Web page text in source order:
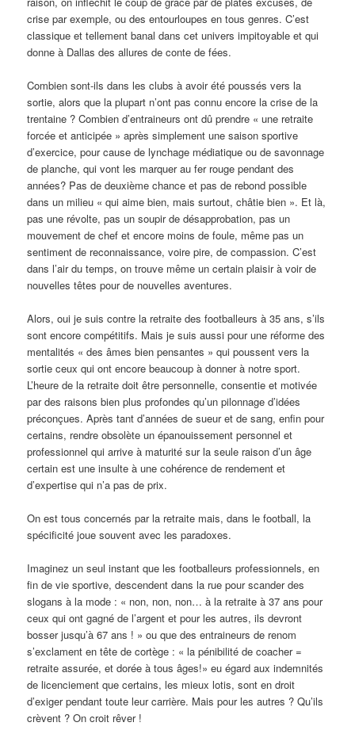
crise par exemple, ou des entourloupes en tous genres. C’est
classique et tellement banal dans cet univers impitoyable et qui
donne à Dallas des allures de conte de fées.
Combien sont-ils dans les clubs à avoir été poussés vers la
sortie, alors que la plupart n’ont pas connu encore la crise de la
trentaine ? Combien d’entraineurs ont dû prendre « une retraite
forcée et anticipée » après simplement une saison sportive
d’exercice, pour cause de lynchage médiatique ou de savonnage
de planche, qui vont les marquer au fer rouge pendant des
années? Pas de deuxième chance et pas de rebond possible
dans un milieu « qui aime bien, mais surtout, châtie bien ». Et là,
pas une révolte, pas un soupir de désapprobation, pas un
mouvement de chef et encore moins de foule, même pas un
sentiment de reconnaissance, voire pire, de compassion. C’est
dans l’air du temps, on trouve même un certain plaisir à voir de
nouvelles têtes pour de nouvelles aventures.
Alors, oui je suis contre la retraite des footballeurs à 35 ans, s’ils
sont encore compétitifs. Mais je suis aussi pour une réforme des
mentalités « des âmes bien pensantes » qui poussent vers la
sortie ceux qui ont encore beaucoup à donner à notre sport.
L’heure de la retraite doit être personnelle, consentie et motivée
par des raisons bien plus profondes qu’un pilonnage d’idées
préconçues. Après tant d’années de sueur et de sang, enfin pour
certains, rendre obsolète un épanouissement personnel et
professionnel qui arrive à maturité sur la seule raison d’un âge
certain est une insulte à une cohérence de rendement et
d’expertise qui n’a pas de prix.
On est tous concernés par la retraite mais, dans le football, la
spécificité joue souvent avec les paradoxes.
Imaginez un seul instant que les footballeurs professionnels, en
fin de vie sportive, descendent dans la rue pour scander des
slogans à la mode : « non, non, non… à la retraite à 37 ans pour
ceux qui ont gagné de l’argent et pour les autres, ils devront
bosser jusqu’à 67 ans ! » ou que des entraineurs de renom
s’exclament en tête de cortège : « la pénibilité de coacher =
retraite assurée, et dorée à tous âges!» eu égard aux indemnités
de licenciement que certains, les mieux lotis, sont en droit
d’exiger pendant toute leur carrière. Mais pour les autres ? Qu’ils
crèvent ? On croit rêver !